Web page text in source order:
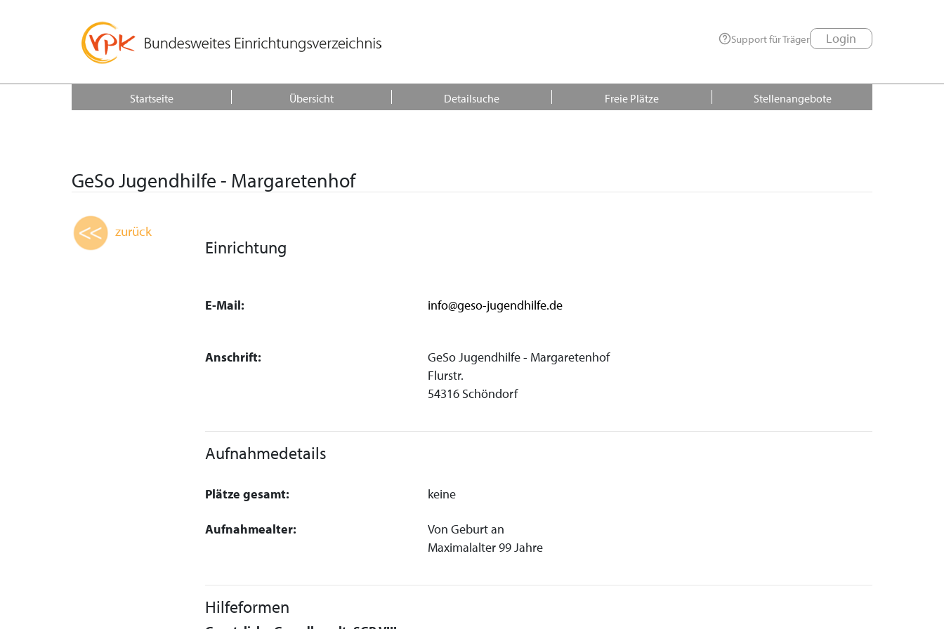
Support für Träger Login
Startseite Übersicht Detailsuche Freie Plätze Stellenangebote
GeSo Jugendhilfe - Margaretenhof
zurück
Einrichtung
E-Mail: info@geso-jugendhilfe.de
Anschrift:
GeSo Jugendhilfe - Margaretenhof
Flurstr.
54316 Schöndorf
Aufnahmedetails
Plätze gesamt: keine
Aufnahmealter:
Von Geburt an
Maximalalter 99 Jahre
Hilfeformen